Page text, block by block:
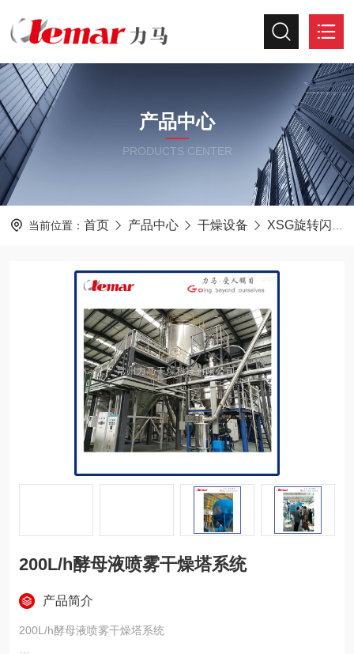
产品中心
PRODUCTS CENTER
当前位置： 首页 产品中心 干燥设备 XSG旋转闪蒸干燥机
200L/h酵母液喷雾干燥塔系统
产品简介
200L/h酵母液喷雾干燥塔系统